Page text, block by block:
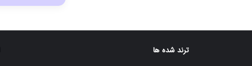
ترند شده ها